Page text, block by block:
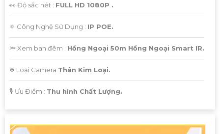
👀 Độ sắc nét : FULL HD 1080P .
⚛️ Công Nghệ Sử Dụng : IP POE.
🔦 Xem ban đêm : Hồng Ngoại 50m Hồng Ngoại Smart IR.
❄ Loại Camera Thân Kim Loại.
️🎙 Ưu Điểm : Thu hình Chất Lượng.